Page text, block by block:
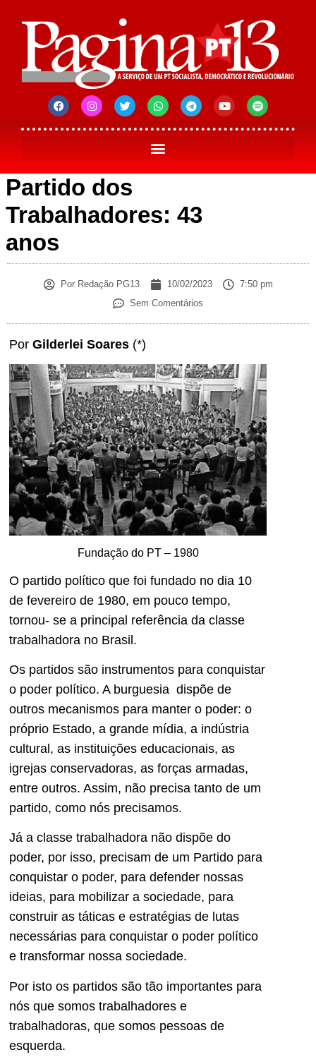
Partido dos
Trabalhadores: 43
anos
PorRedação PG13 10/02/2023
7:50 pm
Sem Comentários
Por Gilderlei Soares (*)
Fundação do PT – 1980
O partido político que foi fundado no dia 10
de fevereiro de 1980, em pouco tempo,
tornou- se a principal referência da classe
trabalhadora no Brasil.
Os partidos são instrumentos para conquistar
o poder político. A burguesia dispõe de
outros mecanismos para manter o poder: o
próprio Estado, a grande mídia, a indústria
cultural, as instituições educacionais, as
igrejas conservadoras, as forças armadas,
entre outros. Assim, não precisa tanto de um
partido, como nós precisamos.
Já a classe trabalhadora não dispõe do
poder, por isso, precisam de um Partido para
conquistar o poder, para defender nossas
ideias, para mobilizar a sociedade, para
construir as táticas e estratégias de lutas
necessárias para conquistar o poder político
e transformar nossa sociedade.
Por isto os partidos são tão importantes para
nós que somos trabalhadores e
trabalhadoras, que somos pessoas de
esquerda.